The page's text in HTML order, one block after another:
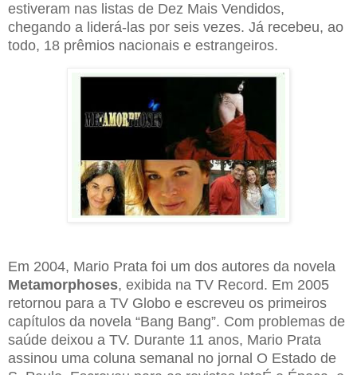
estiveram nas listas de Dez Mais Vendidos,
chegando a liderá-las por seis vezes. Já recebeu, ao
todo, 18 prêmios nacionais e estrangeiros.
Em 2004, Mario Prata foi um dos autores da novela
Metamorphoses, exibida na TV Record. Em 2005
retornou para a TV Globo e escreveu os primeiros
capítulos da novela “Bang Bang”. Com problemas de
saúde deixou a TV. Durante 11 anos, Mario Prata
assinou uma coluna semanal no jornal O Estado de